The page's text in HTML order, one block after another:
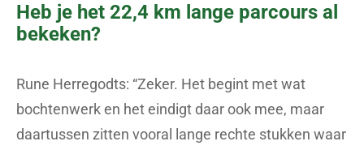
Heb je het 22,4 km lange parcours al
bekeken?
Rune Herregodts: “Zeker. Het begint met wat
bochtenwerk en het eindigt daar ook mee, maar
daartussen zitten vooral lange rechte stukken waar